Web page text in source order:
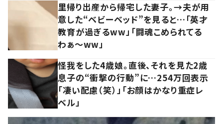
里帰り出産から帰宅した妻子。→夫が用
意した“ベビーベッド”を見ると…「英才
教育が過ぎるww」「闘魂こめられてる
わぁ～ww」
怪我をした4歳娘。直後、それを見た2歳
息子の“衝撃の行動”に…254万回表示
「凄い配慮（笑）」「お顔はかなり重症レ
ベル」